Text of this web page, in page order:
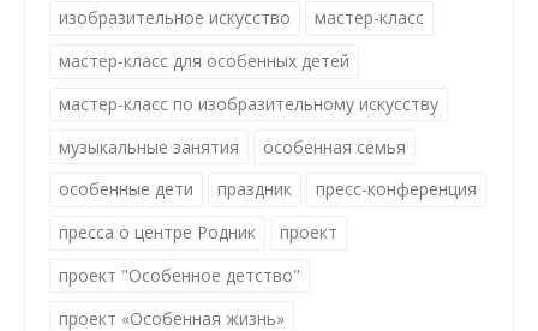
изобразительное искусство
мастер-класс
мастер-класс для особенных детей
мастер-класс по изобразительному искусству
музыкальные занятия
особенная семья
особенные дети
праздник
пресс-конференция
пресса о центре Родник
проект
проект "Особенное детство"
проект «Особенная жизнь»